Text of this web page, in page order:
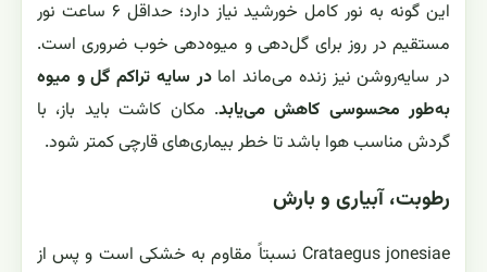
این گونه به نور کامل خورشید نیاز دارد؛ حداقل ۶ ساعت نور
مستقیم در روز برای گل‌دهی و میوه‌دهی خوب ضروری است.
در سایه‌روشن نیز زنده می‌ماند امادر سایه تراکم گل و میوه
به‌طور محسوسی کاهش می‌یابد. مکان کاشت باید باز، با
گردش مناسب هوا باشد تا خطر بیماری‌های قارچی کمتر شود.
رطوبت، آبیاری و بارش
Crataegus jonesiae نسبتاً مقاوم به خشکی است و پس از